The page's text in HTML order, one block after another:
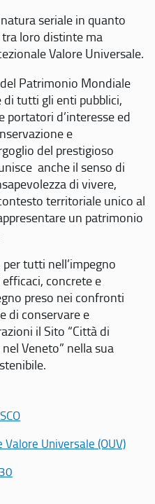
seriale in quanto
loro distinte ma
Valore Universale.
Patrimonio Mondiale
di tutti gli enti pubblici,
d’interesse ed
e
del prestigioso
anche il senso di
di vivere,
territoriale unico al
un patrimonio
tutti nell’impegno
concrete e
preso nei confronti
di conservare e
il Sito “Città di
Veneto” nella sua
Universale (OUV)